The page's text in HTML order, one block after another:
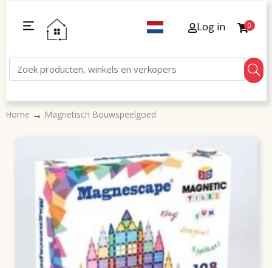
Log in 0
Home → Magnetisch Bouwspeelgoed